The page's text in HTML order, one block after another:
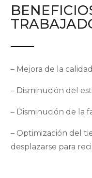
– Mejora de la
– Disminución del
– Disminución de la
– Optimización del
desplazarse para